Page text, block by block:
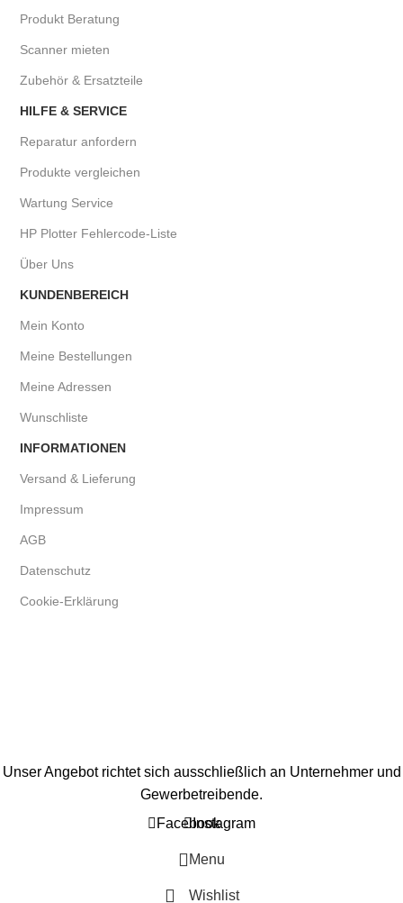
Produkt Beratung
Scanner mieten
Zubehör & Ersatzteile
HILFE & SERVICE
Reparatur anfordern
Produkte vergleichen
Wartung Service
HP Plotter Fehlercode-Liste
Über Uns
KUNDENBEREICH
Mein Konto
Meine Bestellungen
Meine Adressen
Wunschliste
INFORMATIONEN
Versand & Lieferung
Impressum
AGB
Datenschutz
Cookie-Erklärung
Unser Angebot richtet sich ausschließlich an Unternehmer und
Gewerbetreibende.
FacebookInstagram
Menu
Wishlist